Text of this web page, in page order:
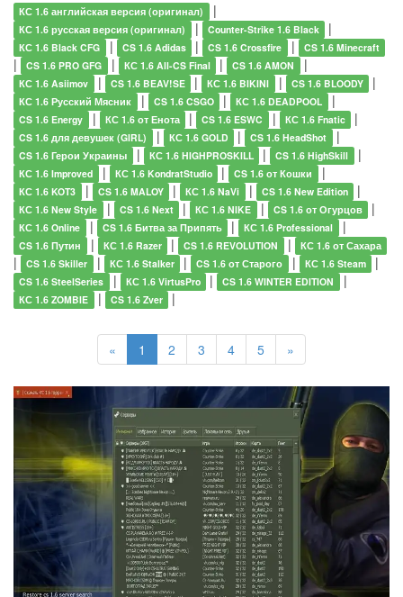
КС 1.6 английская версия (оригинал) |
КС 1.6 русская версия (оригинал) | Counter-Strike 1.6 Black |
КС 1.6 Black CFG | CS 1.6 Adidas | CS 1.6 Crossfire | CS 1.6 Minecraft
| CS 1.6 PRO GFG | КС 1.6 All-CS Final | CS 1.6 AMON |
КС 1.6 Asiimov | CS 1.6 BEAV!SE | КС 1.6 BIKINI | CS 1.6 BLOODY |
КС 1.6 Русский Мясник | CS 1.6 CSGO | КС 1.6 DEADPOOL |
CS 1.6 Energy | КС 1.6 от Енота | CS 1.6 ESWC | КС 1.6 Fnatic |
CS 1.6 для девушек (GIRL) | КС 1.6 GOLD | CS 1.6 HeadShot |
CS 1.6 Герои Украины | КС 1.6 HIGHPROSKILL | CS 1.6 HighSkill |
КС 1.6 Improved | КС 1.6 KondratStudio | CS 1.6 от Кошки |
КС 1.6 KOT3 | CS 1.6 MALOY | КС 1.6 NaVi | CS 1.6 New Edition |
КС 1.6 New Style | CS 1.6 Next | КС 1.6 NIKE | CS 1.6 от Огурцов |
КС 1.6 Online | CS 1.6 Битва за Припять | КС 1.6 Professional |
CS 1.6 Путин | КС 1.6 Razer | CS 1.6 REVOLUTION | КС 1.6 от Сахара
| CS 1.6 Skiller | КС 1.6 Stalker | CS 1.6 от Старого | КС 1.6 Steam |
CS 1.6 SteelSeries | КС 1.6 VirtusPro | CS 1.6 WINTER EDITION |
КС 1.6 ZOMBIE | CS 1.6 Zver |
« 1 2 3 4 5 »